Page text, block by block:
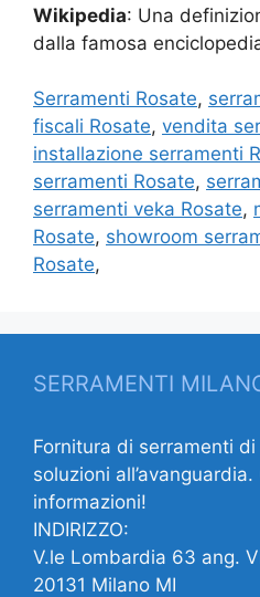
Wikipedia: Una
dalla famosa
Serramenti Rosate,
fiscali Rosate, vendita
installazione serramenti
serramenti Rosate,
serramenti veka Rosate,
Rosate, showroom
Rosate,
SERRAMENTI
Fornitura di serramenti
soluzioni
informazioni!
INDIRIZZO:
V.le Lombardia 63 ang.
20131 Milano MI